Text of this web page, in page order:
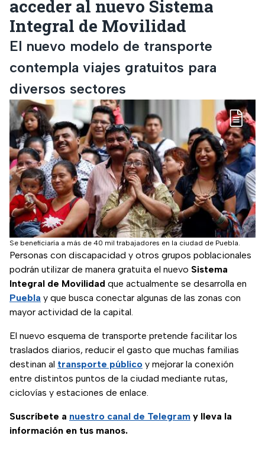
acceder al nuevo Sistema
Integral de Movilidad
El nuevo modelo de transporte
contempla viajes gratuitos para
diversos sectores
Se beneficiaría a más de 40 mil trabajadores en la ciudad de Puebla.
Personas con discapacidad y otros grupos poblacionales
podrán utilizar de manera gratuita el nuevo Sistema
Integral de Movilidad que actualmente se desarrolla en
Puebla y que busca conectar algunas de las zonas con
mayor actividad de la capital.
El nuevo esquema de transporte pretende facilitar los
traslados diarios, reducir el gasto que muchas familias
destinan al transporte público y mejorar la conexión
entre distintos puntos de la ciudad mediante rutas,
ciclovías y estaciones de enlace.
Suscríbete a nuestro canal de Telegram y lleva la
información en tus manos.